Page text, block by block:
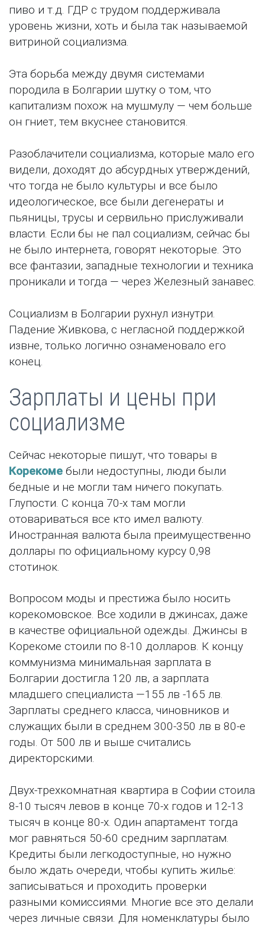
пиво и т.д. ГДР с трудом поддерживала
уровень жизни, хоть и была так называемой
витриной социализма.
Эта борьба между двумя системами
породила в Болгарии шутку о том, что
капитализм похож на мушмулу — чем больше
он гниет, тем вкуснее становится.
Разоблачители социализма, которые мало его
видели, доходят до абсурдных утверждений,
что тогда не было культуры и все было
идеологическое, все были дегенераты и
пьяницы, трусы и сервильно прислуживали
власти. Если бы не пал социализм, сейчас бы
не было интернета, говорят некоторые. Это
все фантазии, западные технологии и техника
проникали и тогда — через Железный занавес.
Социализм в Болгарии рухнул изнутри.
Падение Живкова, с негласной поддержкой
извне, только логично ознаменовало его
конец.
Зарплаты и цены при
социализме
Сейчас некоторые пишут, что товары в
Корекоме были недоступны, люди были
бедные и не могли там ничего покупать.
Глупости. С конца 70-х там могли
отовариваться все кто имел валюту.
Иностранная валюта была преимущественно
доллары по официальному курсу 0,98
стотинок.
Вопросом моды и престижа было носить
корекомовское. Все ходили в джинсах, даже
в качестве официальной одежды. Джинсы в
Корекоме стоили по 8-10 долларов. К концу
коммунизма минимальная зарплата в
Болгарии достигла 120 лв, а зарплата
младшего специалиста —155 лв -165 лв.
Зарплаты среднего класса, чиновников и
служащих были в среднем 300-350 лв в 80-е
годы. От 500 лв и выше считались
директорскими.
Двух-трехкомнатная квартира в Софии стоила
8-10 тысяч левов в конце 70-х годов и 12-13
тысяч в конце 80-х. Один апартамент тогда
мог равняться 50-60 средним зарплатам.
Кредиты были легкодоступные, но нужно
было ждать очереди, чтобы купить жилье:
записываться и проходить проверки
разными комиссиями. Многие все это делали
через личные связи. Для номенклатуры было